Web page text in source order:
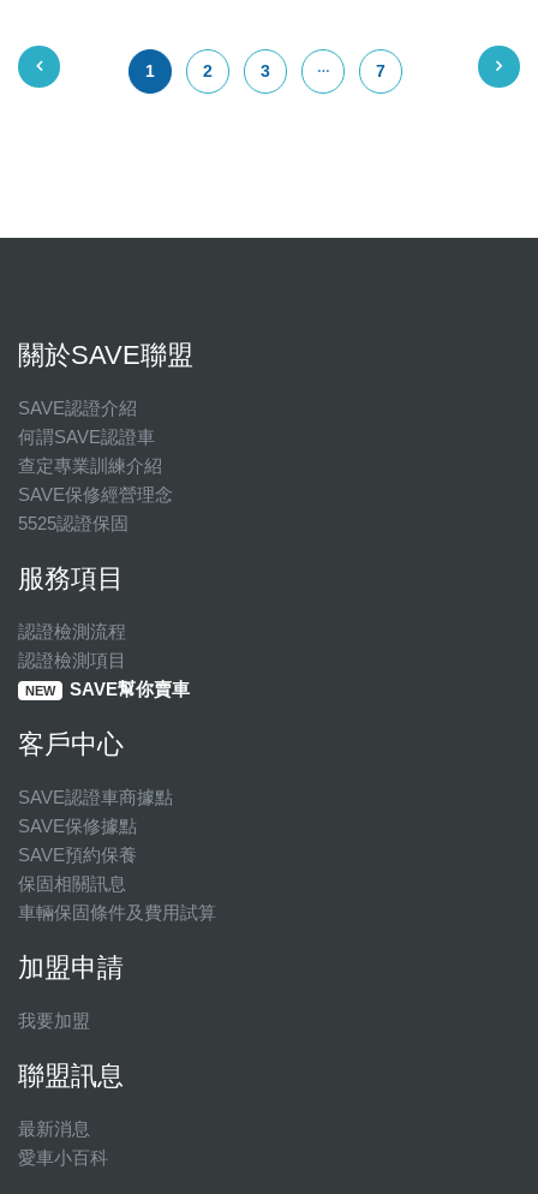
1 2 3 7
關於SAVE聯盟
SAVE認證介紹
何謂SAVE認證車
查定專業訓練介紹
SAVE保修經營理念
5525認證保固
服務項目
認證檢測流程
認證檢測項目
NEW SAVE幫你賣車
客戶中心
SAVE認證車商據點
SAVE保修據點
SAVE預約保養
保固相關訊息
車輛保固條件及費用試算
加盟申請
我要加盟
聯盟訊息
最新消息
愛車小百科